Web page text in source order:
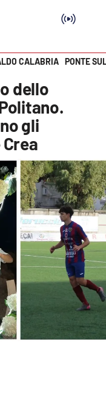
CALABRIA PONTE
dello
gli